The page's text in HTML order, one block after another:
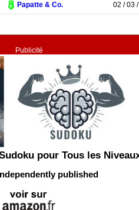
Papatte & Co. 02 / 03
Publicité
pour Tous les
published